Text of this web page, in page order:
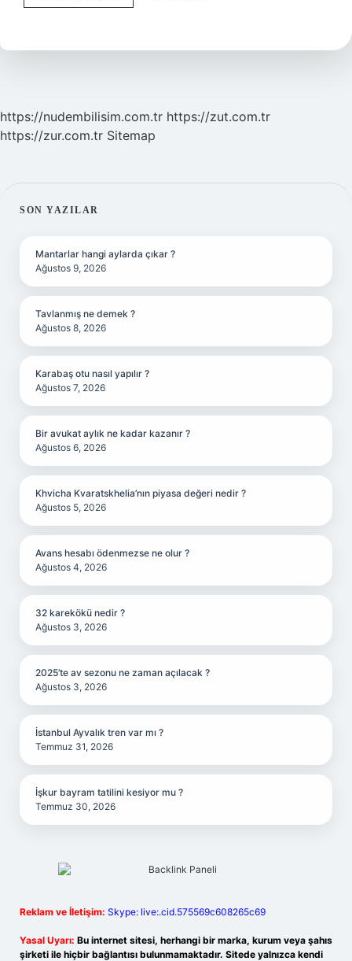
Oyun
https://nudembilisim.com.tr https://zut.com.tr
https://zur.com.tr Sitemap
SIDEBAR
SON YAZILAR
Mantarlar hangi aylarda çıkar ?
Ağustos 9, 2026
Tavlanmış ne demek ?
Ağustos 8, 2026
Karabaş otu nasıl yapılır ?
Ağustos 7, 2026
Bir avukat aylık ne kadar kazanır ?
Ağustos 6, 2026
Khvicha Kvaratskhelia’nın piyasa değeri nedir ?
Ağustos 5, 2026
Avans hesabı ödenmezse ne olur ?
Ağustos 4, 2026
32 karekökü nedir ?
Ağustos 3, 2026
2025’te av sezonu ne zaman açılacak ?
Ağustos 3, 2026
İstanbul Ayvalık tren var mı ?
Temmuz 31, 2026
İşkur bayram tatilini kesiyor mu ?
Temmuz 30, 2026
Reklam ve İletişim: Skype: live:.cid.575569c608265c69
Yasal Uyarı: Bu internet sitesi, herhangi bir marka, kurum veya şahıs
şirketi ile hiçbir bağlantısı bulunmamaktadır. Sitede yalnızca kendi